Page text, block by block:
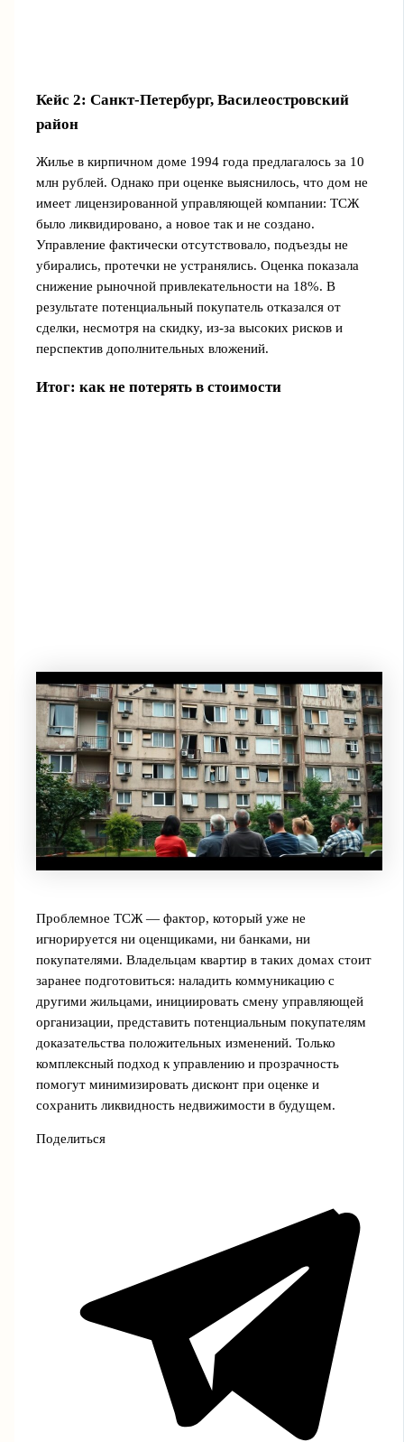
Кейс 2: Санкт-Петербург, Василеостровский
район
Жилье в кирпичном доме 1994 года предлагалось за 10
млн рублей. Однако при оценке выяснилось, что дом не
имеет лицензированной управляющей компании: ТСЖ
было ликвидировано, а новое так и не создано.
Управление фактически отсутствовало, подъезды не
убирались, протечки не устранялись. Оценка показала
снижение рыночной привлекательности на 18%. В
результате потенциальный покупатель отказался от
сделки, несмотря на скидку, из-за высоких рисков и
перспектив дополнительных вложений.
Итог: как не потерять в стоимости
Проблемное ТСЖ — фактор, который уже не
игнорируется ни оценщиками, ни банками, ни
покупателями. Владельцам квартир в таких домах стоит
заранее подготовиться: наладить коммуникацию с
другими жильцами, инициировать смену управляющей
организации, представить потенциальным покупателям
доказательства положительных изменений. Только
комплексный подход к управлению и прозрачность
помогут минимизировать дисконт при оценке и
сохранить ликвидность недвижимости в будущем.
Поделиться